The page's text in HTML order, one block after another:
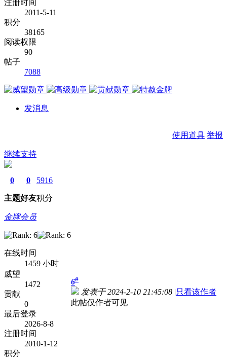
注册时间
2011-5-11
积分
38165
阅读权限
90
帖子
7088
发消息
使用道具 举报
继续支持
0
主题
0
好友
5916
积分
金牌会员
在线时间
1459 小时
威望
1472
贡献
0
最后登录
2026-8-8
注册时间
2010-1-12
积分
6#
发表于 2024-2-10 21:45:08 |只看该作者
此帖仅作者可见